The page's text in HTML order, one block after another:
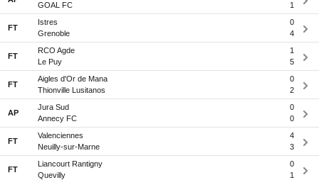
GOAL FC
1
FT
Istres
0
Grenoble
4
FT
RCO Agde
1
Le Puy
5
FT
Aigles d'Or de Mana
0
Thionville Lusitanos
2
AP
Jura Sud
0
Annecy FC
0
FT
Valenciennes
4
Neuilly-sur-Marne
3
FT
Liancourt Rantigny
0
Quevilly
1